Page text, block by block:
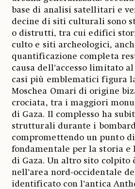
base di analisi satellitari e
decine di siti culturali sono
o distrutti, tra cui edifici
culto e siti archeologici,
quantificazione completa
causa dell’accesso limitato
casi più emblematici figura
Moschea Omari di origine
crociata, tra i maggiori
di Gaza. Il complesso ha
strutturali durante i
compromettendo un punto
fondamentale per la storia e
di Gaza. Un altro sito colpito
nell’area nord-occidentale
identificato con l’antica